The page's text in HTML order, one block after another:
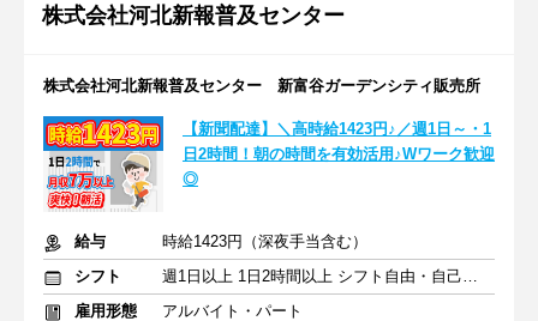
株式会社河北新報普及センター
株式会社河北新報普及センター 新富谷ガーデンシティ販売所
【新聞配達】＼高時給1423円♪／週1日～・1
日2時間！朝の時間を有効活用♪Wワーク歓迎
◎
給与
時給1423円（深夜手当含む）
シフト
週1日以上 1日2時間以上 シフト自由・自己申告
雇用形態
アルバイト・パート